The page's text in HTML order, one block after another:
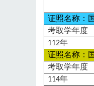
证照名称：
考取学年度
112年
证照名称：
考取学年度
114年